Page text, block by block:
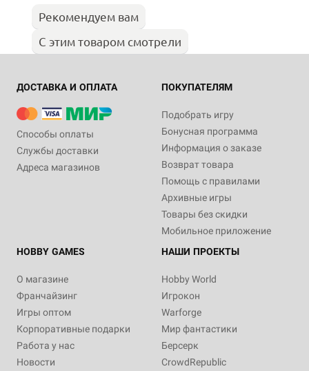
Рекомендуем вам
С этим товаром смотрели
ДОСТАВКА И ОПЛАТА
Способы оплаты
Службы доставки
Адреса магазинов
ПОКУПАТЕЛЯМ
Подобрать игру
Бонусная программа
Информация о заказе
Возврат товара
Помощь с правилами
Архивные игры
Товары без скидки
Мобильное приложение
HOBBY GAMES
О магазине
Франчайзинг
Игры оптом
Корпоративные подарки
Работа у нас
Новости
НАШИ ПРОЕКТЫ
Hobby World
Игрокон
Warforge
Мир фантастики
Берсерк
CrowdRepublic